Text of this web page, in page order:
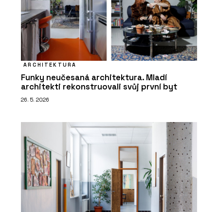
ARCHITEKTURA
Funky neučesaná architektura. Mladí
architekti rekonstruovali svůj první byt
26. 5. 2026